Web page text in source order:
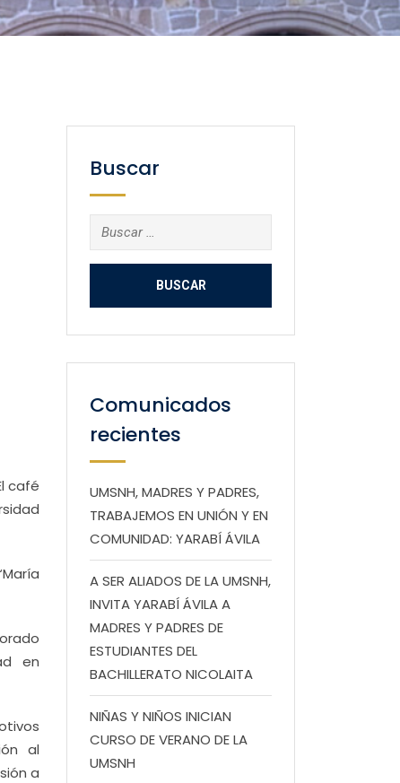
café
en
al
a
Buscar
Buscar:
Comunicados
recientes
UMSNH, MADRES Y PADRES,
TRABAJEMOS EN UNIÓN Y EN
COMUNIDAD: YARABÍ ÁVILA
A SER ALIADOS DE LA UMSNH,
INVITA YARABÍ ÁVILA A
MADRES Y PADRES DE
ESTUDIANTES DEL
BACHILLERATO NICOLAITA
NIÑAS Y NIÑOS INICIAN
CURSO DE VERANO DE LA
UMSNH